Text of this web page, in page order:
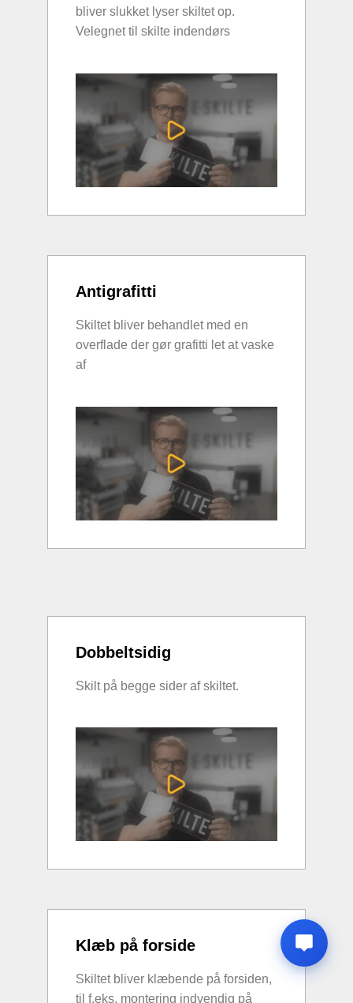
bliver slukket lyser skiltet op.
Velegnet til skilte indendørs
Antigrafitti
Skiltet bliver behandlet med en
overflade der gør grafitti let at vaske
af
Dobbeltsidig
Skilt på begge sider af skiltet.
Klæb på forside
Skiltet bliver klæbende på forsiden,
til f.eks. montering indvendig på